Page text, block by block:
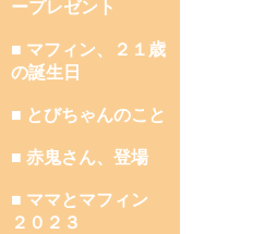
ープレゼント
■ マフィン、２１歳
の誕生日
■ とびちゃんのこと
■ 赤鬼さん、登場
■ ママとマフィン
２０２３